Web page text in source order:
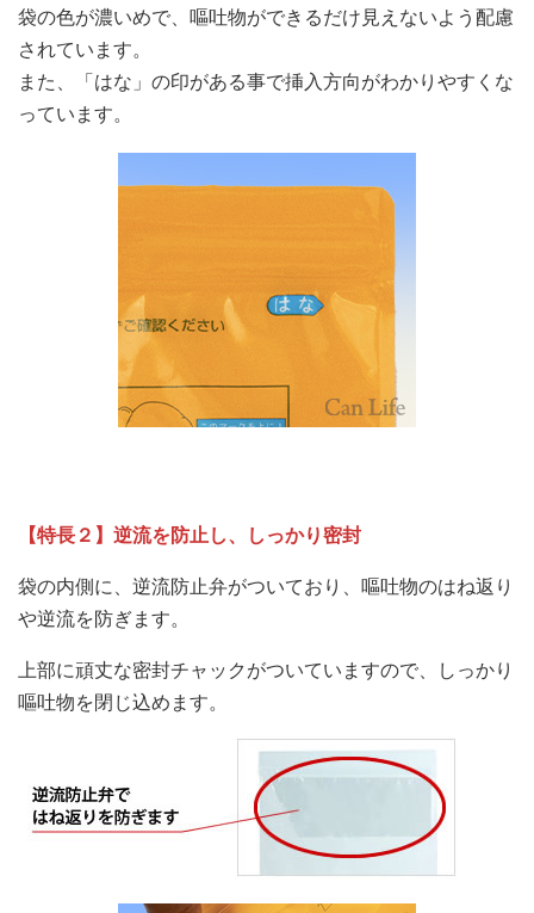
袋の色が濃いめで、嘔吐物ができるだけ見えないよう配慮
されています。
また、「はな」の印がある事で挿入方向がわかりやすくな
っています。
【特長２】逆流を防止し、しっかり密封
袋の内側に、逆流防止弁がついており、嘔吐物のはね返り
や逆流を防ぎます。
上部に頑丈な密封チャックがついていますので、しっかり
嘔吐物を閉じ込めます。